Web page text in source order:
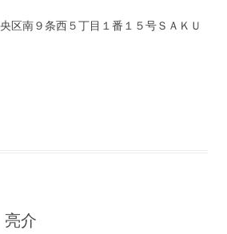
区南９条西５丁目１番１５号ＳＡＫＵ
介